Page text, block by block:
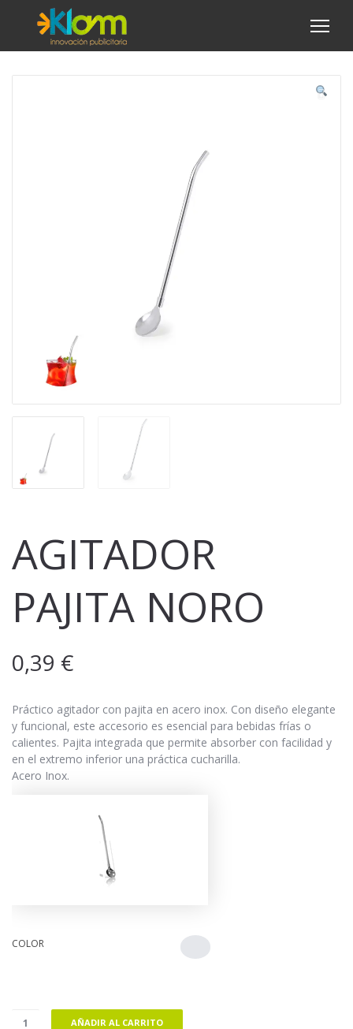
AGITADOR
PAJITA NORO
0,39 €
Práctico agitador con pajita en acero inox. Con diseño elegante
y funcional, este accesorio es esencial para bebidas frías o
calientes. Pajita integrada que permite absorber con facilidad y
en el extremo inferior una práctica cucharilla.
Acero Inox.
COLOR
AÑADIR AL CARRITO